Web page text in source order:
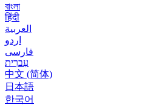
বাংলা
हिंदी
العربية
اردو
فارسی
עִברִית
中文 (简体)
日本語
한국어